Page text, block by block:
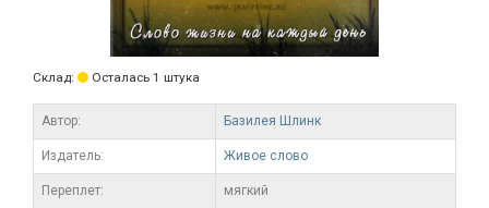
Склад: Осталась 1 штука
Автор: Базилея Шлинк
Издатель: Живое слово
Переплет: мягкий